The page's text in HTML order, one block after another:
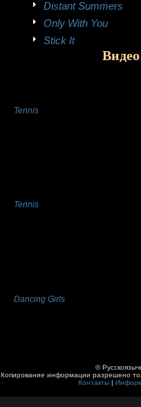
Distant Summers
Only With You
Stick It
Tennis
Tennis
Dancing Girls
©
Копирование информации разрешено
Контакты|